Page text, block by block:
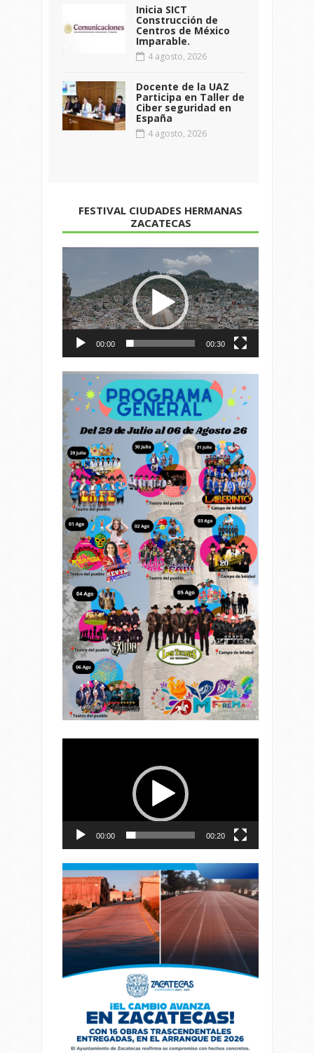
Inicia SICT
Construcción de
Centros de México
Imparable.
4 agosto, 2026
Docente de la UAZ
Participa en Taller de
Ciber seguridad en
España
4 agosto, 2026
FESTIVAL CIUDADES HERMANAS
ZACATECAS
de
vídeo
00:00 00:30
00:00 00:20